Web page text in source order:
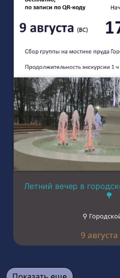
Летний вечер в
🌳
⚲
9